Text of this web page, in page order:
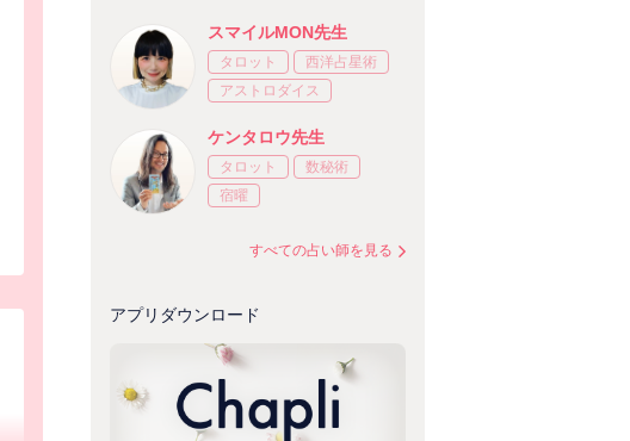
スマイルMON先生
タロット
西洋占星術
アストロダイス
ケンタロウ先生
タロット
数秘術
宿曜
すべての占い師を見る
アプリダウンロード